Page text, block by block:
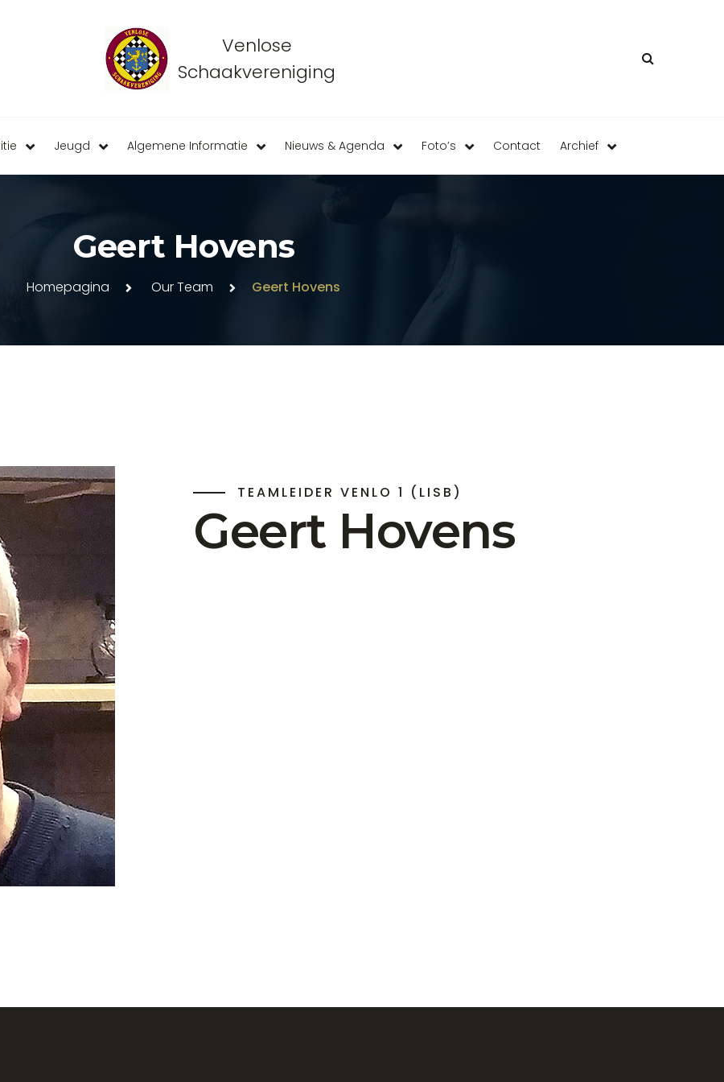
Venlose
Schaakvereniging
Jeugd Algemene Informatie Nieuws & Agenda Foto’s Contact Archief
Geert Hovens
Homepagina Our Team Geert Hovens
TEAMLEIDER VENLO 1 (LISB)
Geert Hovens